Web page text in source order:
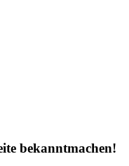
bekanntmachen!